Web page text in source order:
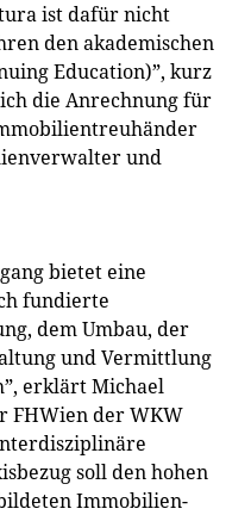
ist dafür nicht
den akademischen
Education)”, kurz
die Anrechnung für
und
bietet eine
fundierte
dem Umbau, der
und Vermittlung
erklärt Michael
FHWien der WKW
soll den hohen
Immobilien­